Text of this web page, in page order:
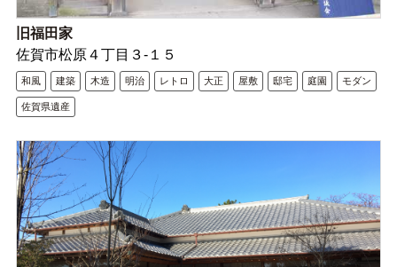
旧福田家
佐賀市松原４丁目３-１５
和風 建築 木造 明治 レトロ 大正 屋敷 邸宅 庭園 モダン
佐賀県遺産